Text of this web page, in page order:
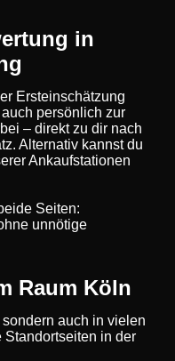
in
Ersteinschätzung
persönlich zur
– direkt zu dir nach
Alternativ kannst du
Ankaufstationen
Seiten:
unnötige
Raum Köln
auch in vielen
in der